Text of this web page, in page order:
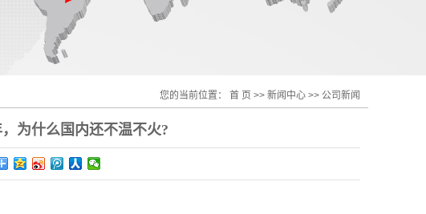
您的当前位置： 首 页 >> 新闻中心 >> 公司新闻
为什么国内还不温不火?